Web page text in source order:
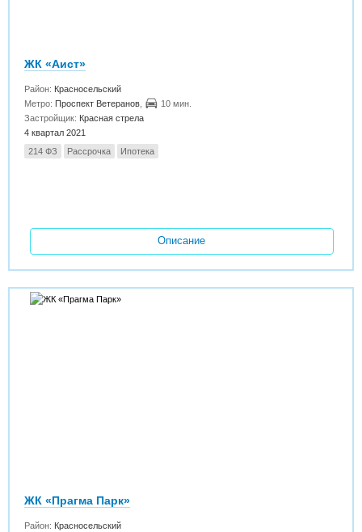
ЖК «Аист»
Район: Красносельский
Метро: Проспект Ветеранов
10 мин.
Застройщик: Красная стрела
4 квартал 2021
214 ФЗ
Рассрочка Ипотека
Описание
ЖК «Прагма Парк»
Район: Красносельский